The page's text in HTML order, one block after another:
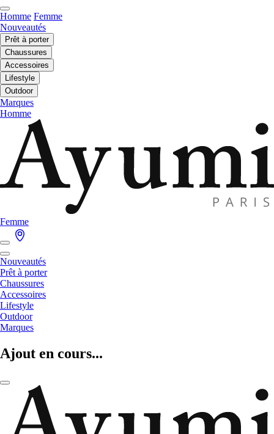
Homme Femme
Nouveautés
Prêt à porter
Chaussures
Accessoires
Lifestyle
Outdoor
Marques
Homme
Femme
Nouveautés
Prêt à porter
Chaussures
Accessoires
Lifestyle
Outdoor
Marques
Ajout en cours...